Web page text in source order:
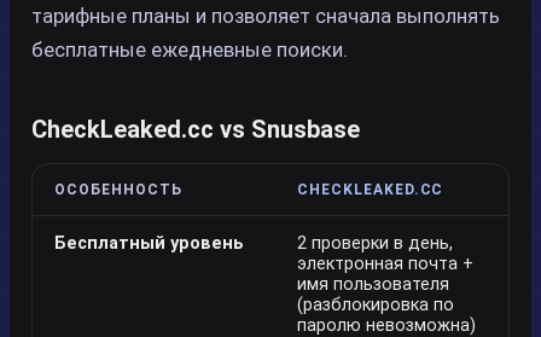
тарифные планы и позволяет сначала выполнять
бесплатные ежедневные поиски.
CheckLeaked.cc vs Snusbase
ОСОБЕННОСТЬ CHECKLEAKED.CC
Бесплатный уровень
2 проверки в день,
электронная почта +
имя пользователя
(разблокировка по
паролю невозможна)